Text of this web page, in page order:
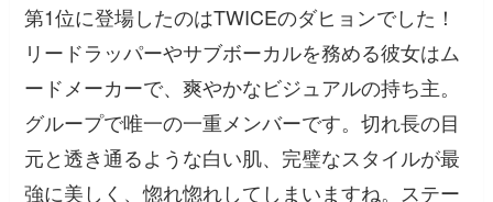
第1位に登場したのはTWICEのダヒョンでした！
リードラッパーやサブボーカルを務める彼女はム
ードメーカーで、爽やかなビジュアルの持ち主。
グループで唯一の一重メンバーです。切れ長の目
元と透き通るような白い肌、完璧なスタイルが最
強に美しく、惚れ惚れしてしまいますね。ステー